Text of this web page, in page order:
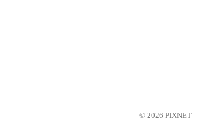
© 2026 PIXNET